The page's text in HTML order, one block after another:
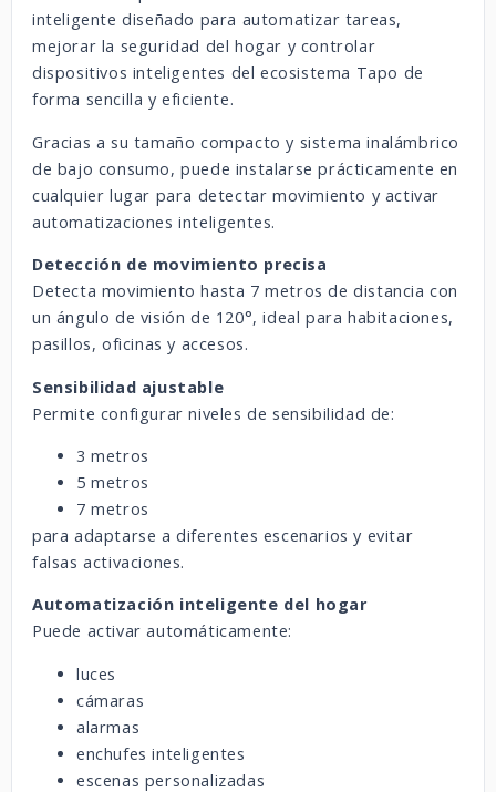
inteligente diseñado para automatizar tareas,
mejorar la seguridad del hogar y controlar
dispositivos inteligentes del ecosistema Tapo de
forma sencilla y eficiente.
Gracias a su tamaño compacto y sistema inalámbrico
de bajo consumo, puede instalarse prácticamente en
cualquier lugar para detectar movimiento y activar
automatizaciones inteligentes.
Detección de movimiento precisa
Detecta movimiento hasta 7 metros de distancia con
un ángulo de visión de 120°, ideal para habitaciones,
pasillos, oficinas y accesos.
Sensibilidad ajustable
Permite configurar niveles de sensibilidad de:
3 metros
5 metros
7 metros
para adaptarse a diferentes escenarios y evitar
falsas activaciones.
Automatización inteligente del hogar
Puede activar automáticamente:
luces
cámaras
alarmas
enchufes inteligentes
escenas personalizadas